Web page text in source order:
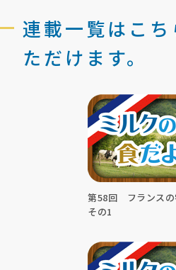
連載一覧はこ
ただけます。
第58回 フランス
その1